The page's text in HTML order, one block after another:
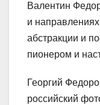
Валентин
и
абстракции и
пионером и
Георгий
российский